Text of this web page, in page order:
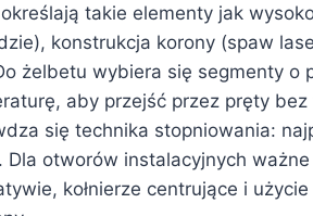
takie elementy jak
konstrukcja korony (spaw
żelbetu wybiera się segmenty o
aby przejść przez pręty
się technika stopniowania:
Dla otworów instalacyjnych
kołnierze centrujące i